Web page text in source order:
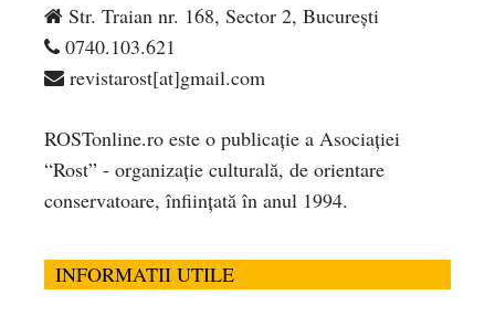
Str. Traian nr. 168, Sector 2, București
0740.103.621
revistarost[at]gmail.com
ROSTonline.ro este o publicaţie a Asociaţiei
“Rost” - organizaţie culturală, de orientare
conservatoare, înfiinţată în anul 1994.
INFORMATII UTILE